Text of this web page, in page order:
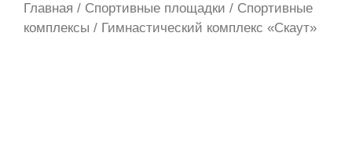
Главная / Спортивные площадки / Спортивные
комплексы / Гимнастический комплекс «Скаут»